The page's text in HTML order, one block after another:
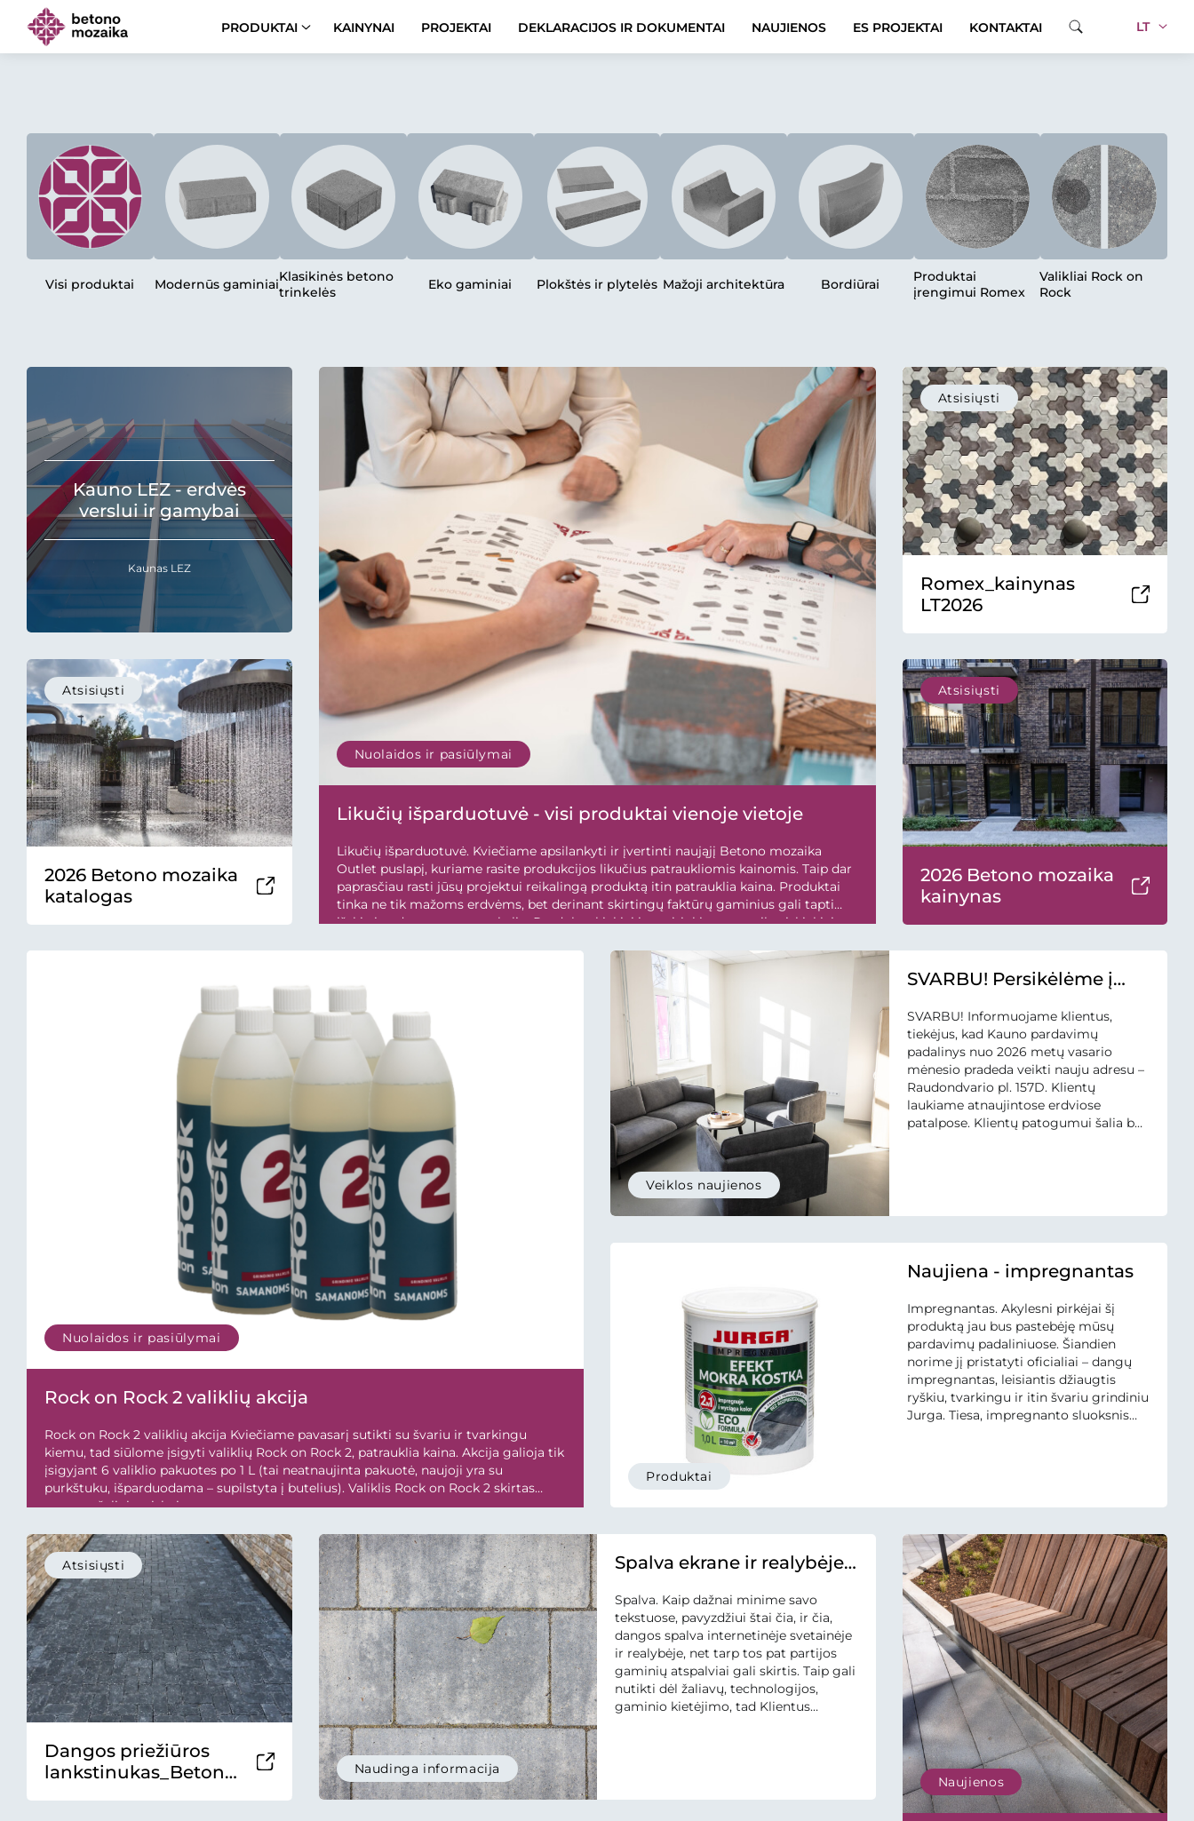
PRODUKTAI KAINYNAI PROJEKTAI DEKLARACIJOS IR DOKUMENTAI NAUJIENOS ES PROJEKTAI KONTAKTAI LT
Visi produktai Modernūs gaminiaiKlasikinės betono
trinkelės
Eko gaminiai Plokštės ir plytelės Mažoji architektūra Bordiūrai
Produktai
įrengimui Romex
Valikliai Rock on
Rock
Kauno LEZ - erdvės
verslui ir gamybai
Kaunas LEZ
Nuolaidos ir pasiūlymai
Likučių išparduotuvė - visi produktai vienoje vietoje
Likučių išparduotuvė. Kviečiame apsilankyti ir įvertinti naująjį Betono mozaika
Outlet puslapį, kuriame rasite produkcijos likučius patraukliomis kainomis. Taip dar
paprasčiau rasti jūsų projektui reikalingą produktą itin patrauklia kaina. Produktai
tinka ne tik mažoms erdvėms, bet derinant skirtingų faktūrų gaminius gali tapti
išskirtine danga, terasa, takeliu. Produktų kiekiai ir pasirinkimas yra riboti, kiekiai
Atsisiųsti
Romex_kainynas
LT2026
Nuolaidos ir pasiūlymai
Rock on Rock 2 valiklių akcija
Rock on Rock 2 valiklių akcija Kviečiame pavasarį sutikti su švariu ir tvarkingu
kiemu, tad siūlome įsigyti valiklių Rock on Rock 2, patrauklia kaina. Akcija galioja tik
įsigyjant 6 valiklio pakuotes po 1 L (tai neatnaujinta pakuotė, naujoji yra su
purkštuku, išparduodama – supilstyta į butelius). Valiklis Rock on Rock 2 skirtas
samanų šalinimui, bei...
Atsisiųsti
2026 Betono mozaika
katalogas
Atsisiųsti
2026 Betono mozaika
kainynas
Veiklos naujienos
SVARBU! Persikėlėme į
SVARBU! Informuojame klientus,
tiekėjus, kad Kauno pardavimų
padalinys nuo 2026 metų vasario
mėnesio pradeda veikti nauju adresu –
Raudondvario pl. 157D. Klientų
laukiame atnaujintose erdviose
patalpose. Klientų patogumui šalia bus
Produktai
Naujiena - impregnantas
Impregnantas. Akylesni pirkėjai šį
produktą jau bus pastebėję mūsų
pardavimų padaliniuose. Šiandien
norime jį pristatyti oficialiai – dangų
impregnantas, leisiantis džiaugtis
ryškiu, tvarkingu ir itin švariu grindiniu
Jurga. Tiesa, impregnanto sluoksnis
Atsisiųsti
Dangos priežiūros
lankstinukas_Betono
Naudinga informacija
Spalva ekrane ir realybėje
Spalva. Kaip dažnai minime savo
tekstuose, pavyzdžiui štai čia, ir čia,
dangos spalva internetinėje svetainėje
ir realybėje, net tarp tos pat partijos
gaminių atspalviai gali skirtis. Taip gali
nutikti dėl žaliavų, technologijos,
gaminio kietėjimo, tad Klientus
Naujienos